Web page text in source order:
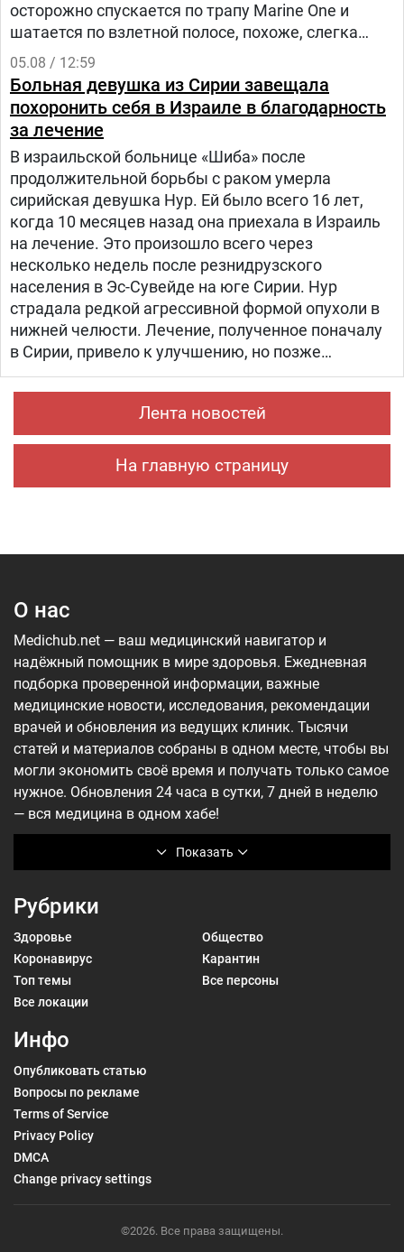
осторожно спускается по трапу Marine One и
шатается по взлетной полосе, похоже, слегка
прихрамывая", — написал журналист.
05.08 / 12:59
Больная девушка из Сирии завещала
похоронить себя в Израиле в благодарность
за лечение
В израильской больнице «Шиба» после
продолжительной борьбы с раком умерла
сирийская девушка Нур. Ей было всего 16 лет,
когда 10 месяцев назад она приехала в Израиль
на лечение. Это произошло всего через
несколько недель после резнидрузского
населения в Эс-Сувейде на юге Сирии. Нур
страдала редкой агрессивной формой опухоли в
нижней челюсти. Лечение, полученное поначалу
в Сирии, привело к улучшению, но позже
произошел рецидив болезни. Нур попала на
лечение в «Шибу» в рамках гуманитарного
проекта «Шевет-ахим» («Кровные братья).
Лента новостей
На главную страницу
О нас
Показать
Medichub.net — ваш медицинский навигатор и
надёжный помощник в мире здоровья. Ежедневная
подборка проверенной информации, важные
медицинские новости, исследования, рекомендации
врачей и обновления из ведущих клиник. Тысячи
статей и материалов собраны в одном месте, чтобы вы
могли экономить своё время и получать только самое
нужное. Обновления 24 часа в сутки, 7 дней в неделю
— вся медицина в одном хабе!
Рубрики
Здоровье
Общество
Коронавирус
Карантин
Топ темы
Все персоны
Все локации
Инфо
Опубликовать статью
Вопросы по рекламе
Terms of Service
Privacy Policy
DMCA
Change privacy settings
©2026. Все права защищены.